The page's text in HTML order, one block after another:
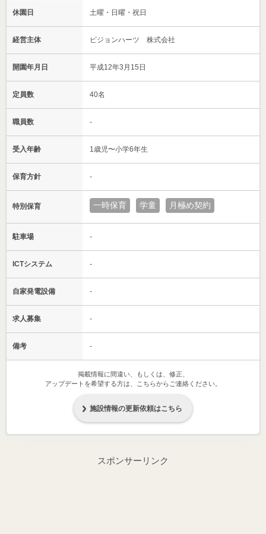
休園日 土曜・日曜・祝日
経営主体 ピジョンハーツ 株式会社
開園年月日 平成12年3月15日
定員数 40名
職員数 -
受入年齢 1歳児〜小学6年生
保育方針 -
特別保育 一時保育 学童 月極め契約
駐車場 -
ICTシステム -
自家発電設備 -
求人募集 -
備考 -
掲載情報に間違い、もしくは、修正、
アップデートを希望する方は、こちらからご連絡ください。
施設情報の更新依頼はこちら
スポンサーリンク